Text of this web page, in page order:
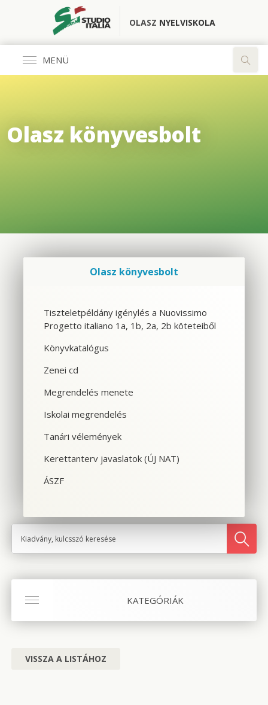
OLASZ NYELVISKOLA
MENÜ
CSOPORTOS NYELVTANFOLYAM
SPANYOL TANFOLYAM OLASZOSOKNAK
CILS NYELVVIZSGA
SZINTFELMÉRÉS
Olasz könyvesbolt
KATEGÓRIÁK
VISSZA A LISTÁHOZ
Olasz könyvesbolt
Tiszteletpéldány igénylés a Nuovissimo
Progetto italiano 1a, 1b, 2a, 2b köteteiből
Könyvkatalógus
Zenei cd
Megrendelés menete
Iskolai megrendelés
Tanári vélemények
Kerettanterv javaslatok (ÚJ NAT)
ÁSZF